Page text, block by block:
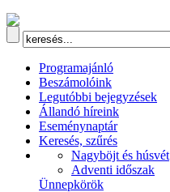
Programajánló
Beszámolóink
Legutóbbi bejegyzések
Állandó híreink
Eseménynaptár
Keresés, szűrés
Nagyböjt és húsvét
Adventi időszak
Ünnepkörök